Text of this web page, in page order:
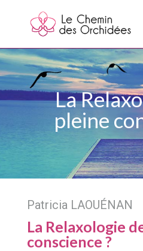
La
pleine
Patricia LAOUÉNAN
La Relaxologie
conscience ?